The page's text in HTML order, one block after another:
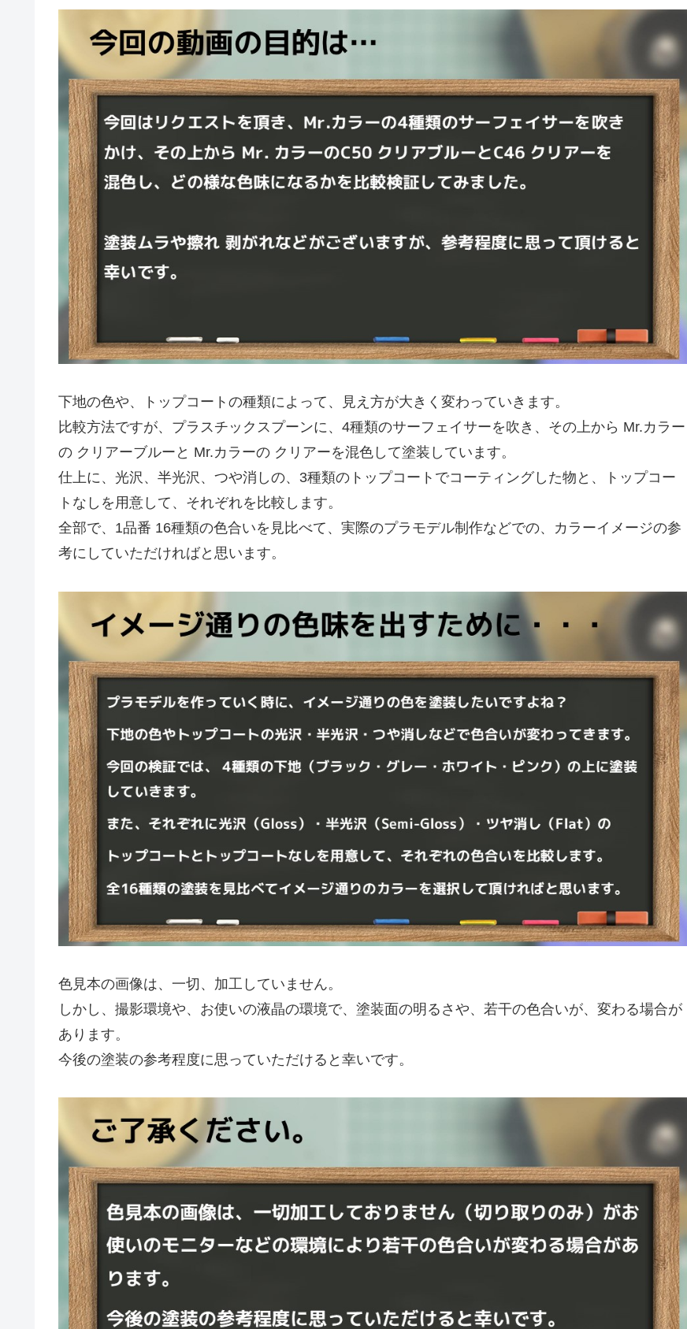
下地の色や、トップコートの種類によって、見え方が大きく変わっていきます。
比較方法ですが、プラスチックスプーンに、4種類のサーフェイサーを吹き、その上から Mr.カラー
の クリアーブルーと Mr.カラーの クリアーを混色して塗装しています。
仕上に、光沢、半光沢、つや消しの、3種類のトップコートでコーティングした物と、トップコー
トなしを用意して、それぞれを比較します。
全部で、1品番 16種類の色合いを見比べて、実際のプラモデル制作などでの、カラーイメージの参
考にしていただければと思います。
色見本の画像は、一切、加工していません。
しかし、撮影環境や、お使いの液晶の環境で、塗装面の明るさや、若干の色合いが、変わる場合が
あります。
今後の塗装の参考程度に思っていただけると幸いです。